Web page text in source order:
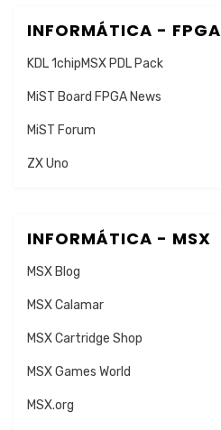
INFORMÁTICA - FPGA
KDL 1chipMSX PDL Pack
MiST Board FPGA News
MiST Forum
ZX Uno
INFORMÁTICA - MSX
MSX Blog
MSX Calamar
MSX Cartridge Shop
MSX Games World
MSX.org